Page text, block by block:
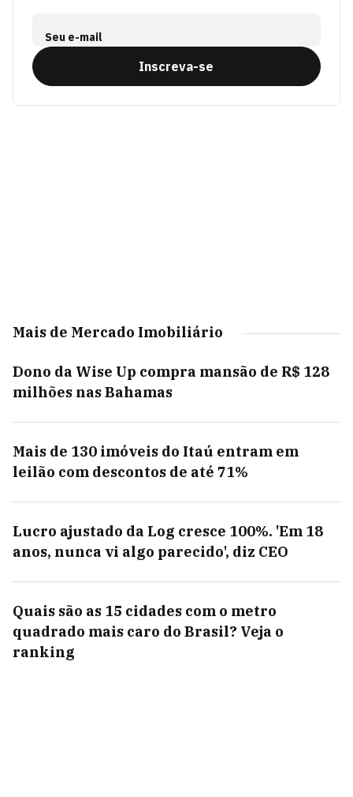
Seu e-mail
Inscreva-se
Mais de Mercado Imobiliário
Dono da Wise Up compra mansão de R$ 128
milhões nas Bahamas
Mais de 130 imóveis do Itaú entram em
leilão com descontos de até 71%
Lucro ajustado da Log cresce 100%. 'Em 18
anos, nunca vi algo parecido', diz CEO
Quais são as 15 cidades com o metro
quadrado mais caro do Brasil? Veja o
ranking